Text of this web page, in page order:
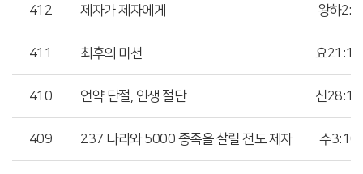
412 제자가 제자에게 왕하
411 최후의 미션 요
410 언약 단절, 인생 절단 신
409 237 나라와 5000 종족을 살릴 전도 제자 수